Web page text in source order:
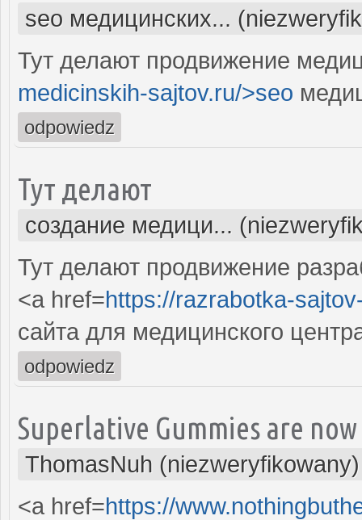
seo медицинских...
Тут делают продвижение
medicinskih-sajtov.ru/>seo
odpowiedz
Тут делают
создание медици...
Тут делают продвижение
<a href=https://razrabotka-
сайта для медицинского
odpowiedz
Superlative Gummies are
ThomasNuh (niezweryfikowany)
<a href=https://